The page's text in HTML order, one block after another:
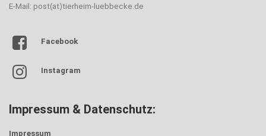
E-Mail: post(at)tierheim-luebbecke.de
Facebook
Instagram
Impressum & Datenschutz:
Impressum